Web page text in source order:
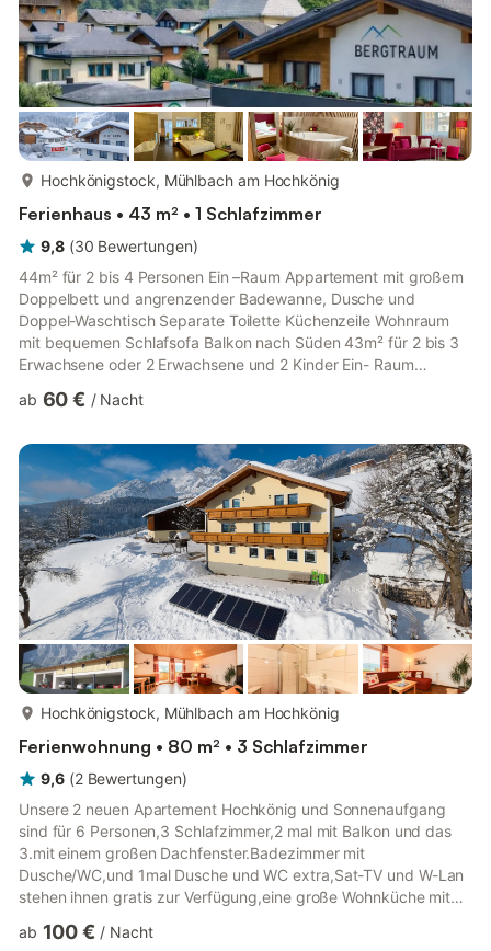
Hochkönigstock, Mühlbach am Hochkönig
Ferienhaus • 43 m² • 1 Schlafzimmer
9,8 (30 Bewertungen)
44m² für 2 bis 4 Personen Ein –Raum Appartement mit großem
Doppelbett und angrenzender Badewanne, Dusche und
Doppel-Waschtisch Separate Toilette Küchenzeile Wohnraum
mit bequemen Schlafsofa Balkon nach Süden 43m² für 2 bis 3
Erwachsene oder 2 Erwachsene und 2 Kinder Ein- Raum
Doppelbadewanne Schwenkbarer Flat-TV, kostenloses W-Lan
bequemen Schlafsofa Exclusiv und einzigartig in Mühlbachs
Zentrum , ein Supermarkt, eine Bäckerei sowie Restaurants sind
in unmittelbarer Nähe. Haustiere sind herzli...
ab 60 € / Nacht
Hochkönigstock, Mühlbach am Hochkönig
Ferienwohnung • 80 m² • 3 Schlafzimmer
9,6 (2 Bewertungen)
Unsere 2 neuen Apartement Hochkönig und Sonnenaufgang
sind für 6 Personen,3 Schlafzimmer,2 mal mit Balkon und das
3.mit einem großen Dachfenster.Badezimmer mit
Dusche/WC,und 1mal Dusche und WC extra,Sat-TV und W-Lan
stehen ihnen gratis zur Verfügung,eine große Wohnküche mit
Wohnecke, Infrarotkabinne zur freien Benützung,Solte einmal
ab 100 € / Nacht